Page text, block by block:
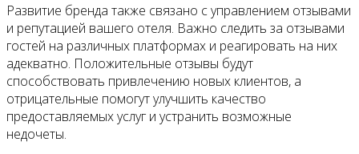
Развитие бренда также связано с управлением отзывами
и репутацией вашего отеля. Важно следить за отзывами
гостей на различных платформах и реагировать на них
адекватно. Положительные отзывы будут
способствовать привлечению новых клиентов, а
отрицательные помогут улучшить качество
предоставляемых услуг и устранить возможные
недочеты.